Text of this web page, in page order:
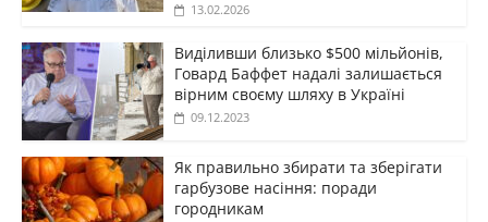
13.02.2026
Виділивши близько $500 мільйонів,
Говард Баффет надалі залишається
вірним своєму шляху в Україні
09.12.2023
Як правильно збирати та зберігати
гарбузове насіння: поради
городникам